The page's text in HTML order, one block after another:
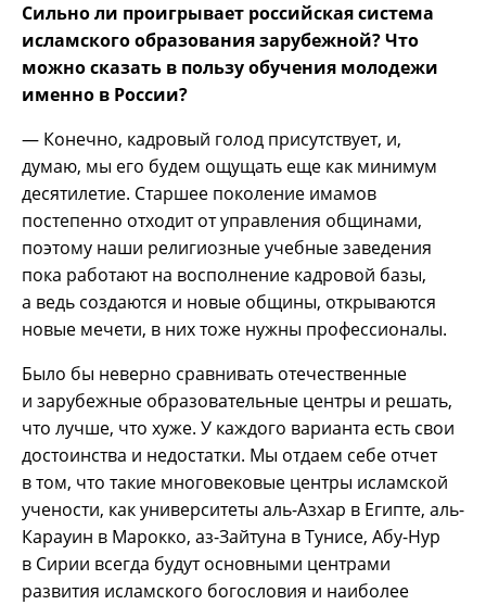
Сильно ли проигрывает российская система
исламского образования зарубежной? Что
можно сказать в пользу обучения молодежи
именно в России?
— Конечно, кадровый голод присутствует, и,
думаю, мы его будем ощущать еще как минимум
десятилетие. Старшее поколение имамов
постепенно отходит от управления общинами,
поэтому наши религиозные учебные заведения
пока работают на восполнение кадровой базы,
а ведь создаются и новые общины, открываются
новые мечети, в них тоже нужны профессионалы.
Было бы неверно сравнивать отечественные
и зарубежные образовательные центры и решать,
что лучше, что хуже. У каждого варианта есть свои
достоинства и недостатки. Мы отдаем себе отчет
в том, что такие многовековые центры исламской
учености, как университеты аль-Азхар в Египте, аль-
Карауин в Марокко, аз-Зайтуна в Тунисе, Абу-Нур
в Сирии всегда будут основными центрами
развития исламского богословия и наиболее